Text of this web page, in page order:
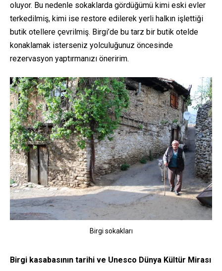
oluyor. Bu nedenle sokaklarda gördüğümü kimi eski evler
terkedilmiş, kimi ise restore edilerek yerli halkın işlettiği
butik otellere çevrilmiş. Birgi’de bu tarz bir butik otelde
konaklamak isterseniz yolculuğunuz öncesinde
rezervasyon yaptırmanızı öneririm.
Birgi sokakları
Birgi kasabasının tarihi ve Unesco Dünya Kültür Mirası